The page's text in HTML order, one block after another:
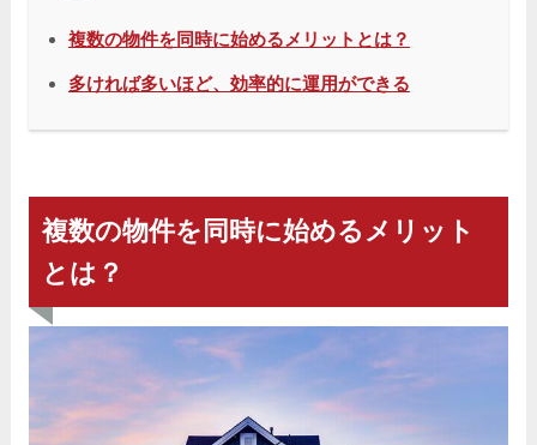
複数の物件を同時に始めるメリットとは？
多ければ多いほど、効率的に運用ができる
複数の物件を同時に始めるメリット
とは？